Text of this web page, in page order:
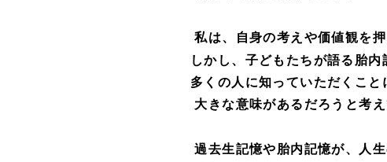
私は、自身の考えや価値観を
しかし、子どもたちが語る胎
多くの人に知っていただくこと
大きな意味があるだろうと考え
過去生記憶や胎内記憶が、人